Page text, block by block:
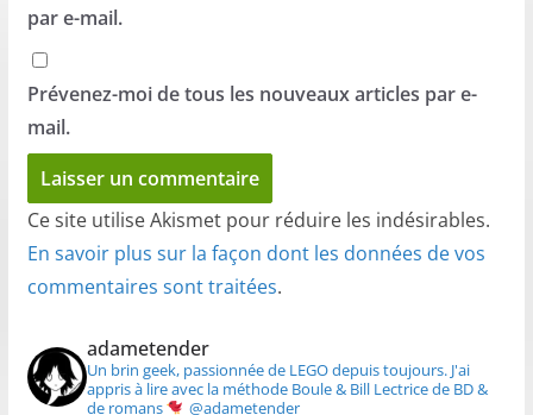
par e-mail.
Prévenez-moi de tous les nouveaux articles par e-
mail.
Ce site utilise Akismet pour réduire les indésirables.
En savoir plus sur la façon dont les données de vos
commentaires sont traitées.
adametender
Un brin geek, passionnée de LEGO depuis toujours.J'ai
appris à lire avec la méthode Boule & Bill Lectrice de BD &
de romans
@adametender